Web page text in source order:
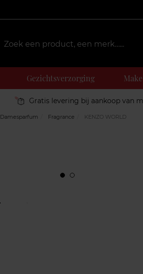
Gezichtsverzorging
Gratis levering bij aankoop van
Damesparfum Fragrance KENZO WORLD